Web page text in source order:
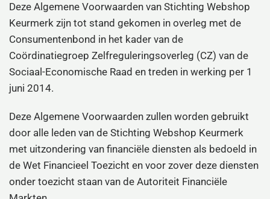
Deze Algemene Voorwaarden van Stichting Webshop
Keurmerk zijn tot stand gekomen in overleg met de
Consumentenbond in het kader van de
Coördinatiegroep Zelfreguleringsoverleg (CZ) van de
Sociaal-Economische Raad en treden in werking per 1
juni 2014.
Deze Algemene Voorwaarden zullen worden gebruikt
door alle leden van de Stichting Webshop Keurmerk
met uitzondering van financiële diensten als bedoeld in
de Wet Financieel Toezicht en voor zover deze diensten
onder toezicht staan van de Autoriteit Financiële